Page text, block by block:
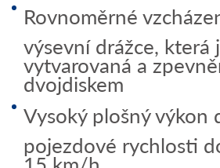
Rovnoměrné
výsevní drážce, která
vytvarovaná a
dvojdiskem
Vysoký plošný výkon
pojezdové rychlosti
15 km/h